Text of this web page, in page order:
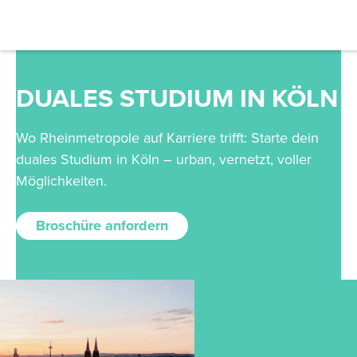
DUALES STUDIUM IN KÖLN
Wo Rheinmetropole auf Karriere trifft: Starte dein
duales Studium in Köln – urban, vernetzt, voller
Möglichkeiten.
Broschüre anfordern
Bachelor
MBA
Campus